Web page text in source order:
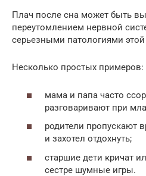
Плач после сна может быть
переутомлением нервной
серьезными патологиями
Несколько простых примеров:
мама и папа часто
разговаривают при
родители пропускают
и захотел отдохнуть;
старшие дети кричат
сестре шумные игры.